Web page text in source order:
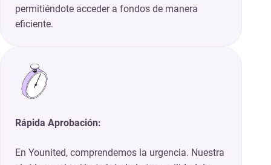
permitiéndote acceder a fondos de manera
eficiente.
Rápida Aprobación:
En Younited, comprendemos la urgencia. Nuestra